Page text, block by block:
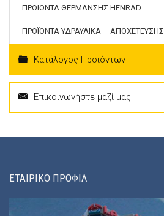
ΠΡΟΪΟΝΤΑ ΘΕΡΜΑΝΣΗΣ HENRAD
ΠΡΟΪΟΝΤΑ ΥΔΡΑΥΛΙΚΑ – ΑΠΟΧΕΤΕΥΣΗΣ
Κατάλογος Προϊόντων
Επικοινωνήστε μαζί μας
ΕΤΑΙΡΙΚΟ ΠΡΟΦΙΛ